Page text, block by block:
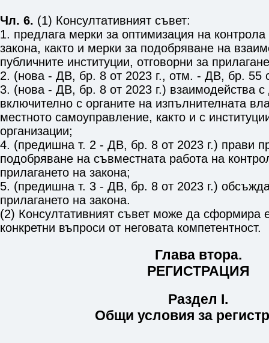
Чл. 6. (1) Консултативният съвет:
1. предлага мерки за оптимизация на контрола
закона, както и мерки за подобряване на
публичните институции, отговорни за
2. (нова - ДВ, бр. 8 от 2023 г., отм. - ДВ, бр. 55
3. (нова - ДВ, бр. 8 от 2023 г.) взаимодейства
включително с органите на изпълнителната
местното самоуправление, както и с
организации;
4. (предишна т. 2 - ДВ, бр. 8 от 2023 г.) прави
подобряване на съвместната работа на
прилагането на закона;
5. (предишна т. 3 - ДВ, бр. 8 от 2023 г.)
прилагането на закона.
(2) Консултативният съвет може да сформира
конкретни въпроси от неговата компетентност.
Глава втора.
РЕГИСТРАЦИЯ
Раздел I.
Общи условия за